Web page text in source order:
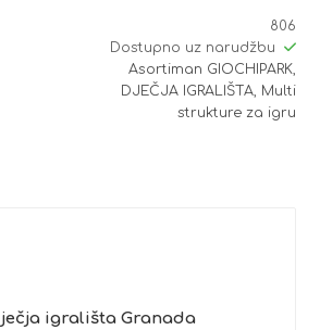
806
Dostupno uz narudžbu
Asortiman GIOCHIPARK,
DJEČJA IGRALIŠTA, Multi
strukture za igru
igrališta Granada